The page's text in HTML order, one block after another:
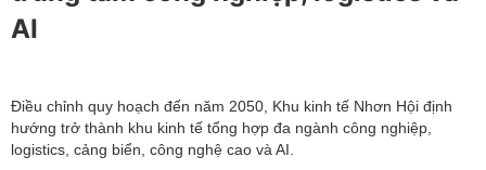
AI
Điều chỉnh quy hoạch đến năm 2050, Khu kinh tế Nhơn Hội định
hướng trở thành khu kinh tế tổng hợp đa ngành công nghiệp,
logistics, cảng biển, công nghệ cao và AI.